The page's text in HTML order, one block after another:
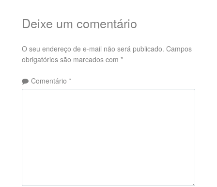
Deixe um comentário
O seu endereço de e-mail não será publicado. Campos
obrigatórios são marcados com *
Comentário *